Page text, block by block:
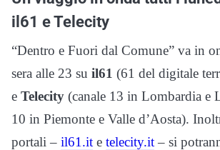
il61 e Telecity
“Dentro e Fuori dal Comune” va in
sera alle 23 su il61 (61 del digitale
e Telecity (canale 13 in Lombardia e
10 in Piemonte e Valle d’Aosta).
portali – il61.it e telecity.it– si